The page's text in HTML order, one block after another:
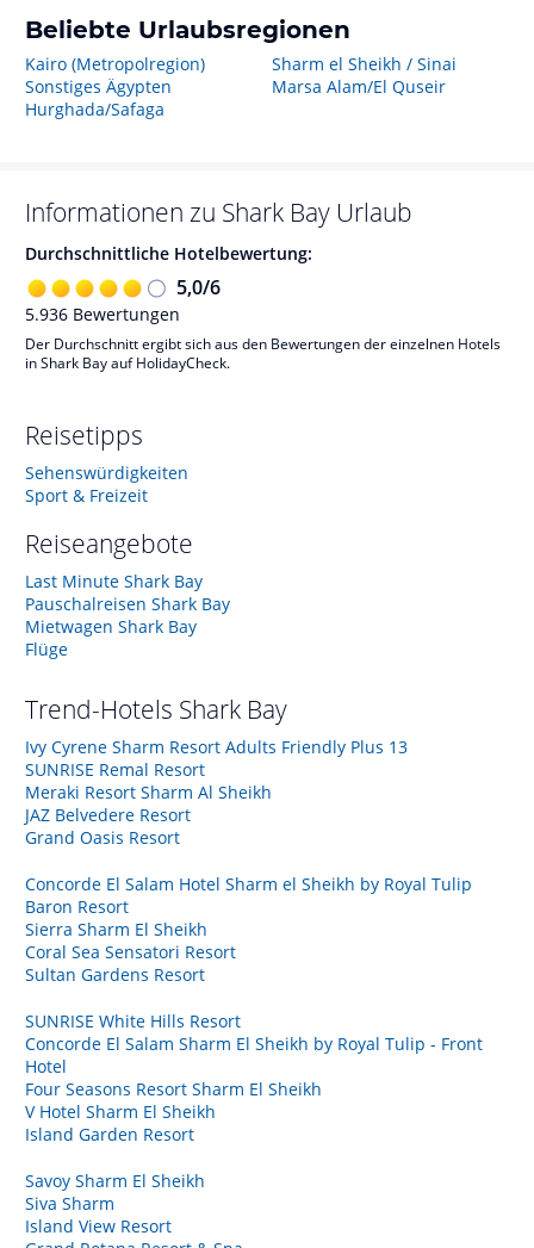
Beliebte Urlaubsregionen
Kairo (Metropolregion)
Sonstiges Ägypten
Hurghada/Safaga
Sharm el Sheikh / Sinai
Marsa Alam/El Quseir
Informationen zu Shark Bay Urlaub
Durchschnittliche Hotelbewertung:
5,0/6
5.936 Bewertungen
Der Durchschnitt ergibt sich aus den Bewertungen der einzelnen Hotels
in Shark Bay auf HolidayCheck.
Reisetipps
Sehenswürdigkeiten
Sport & Freizeit
Reiseangebote
Last Minute Shark Bay
Pauschalreisen Shark Bay
Mietwagen Shark Bay
Flüge
Trend-Hotels Shark Bay
Ivy Cyrene Sharm Resort Adults Friendly Plus 13
SUNRISE Remal Resort
Meraki Resort Sharm Al Sheikh
JAZ Belvedere Resort
Grand Oasis Resort
Concorde El Salam Hotel Sharm el Sheikh by Royal Tulip
Baron Resort
Sierra Sharm El Sheikh
Coral Sea Sensatori Resort
Sultan Gardens Resort
SUNRISE White Hills Resort
Concorde El Salam Sharm El Sheikh by Royal Tulip - Front
Hotel
Four Seasons Resort Sharm El Sheikh
V Hotel Sharm El Sheikh
Island Garden Resort
Savoy Sharm El Sheikh
Siva Sharm
Island View Resort